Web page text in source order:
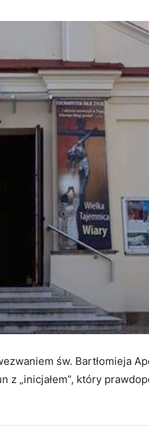
św. Bartłomieja
z „inicjałem”, który